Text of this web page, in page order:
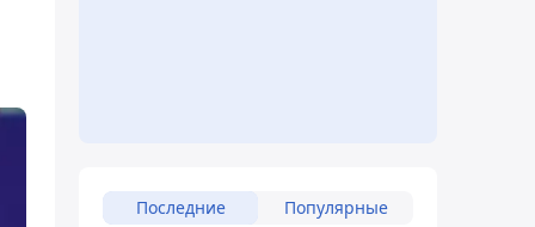
Последние Популярные